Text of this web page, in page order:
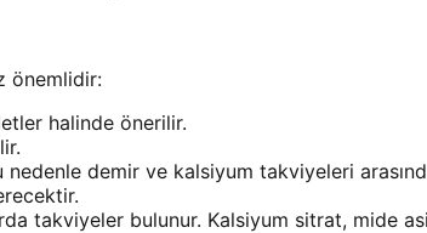
önemlidir:
halinde önerilir.
demir ve kalsiyum takviyeleri
takviyeler bulunur. Kalsiyum sitrat, mide